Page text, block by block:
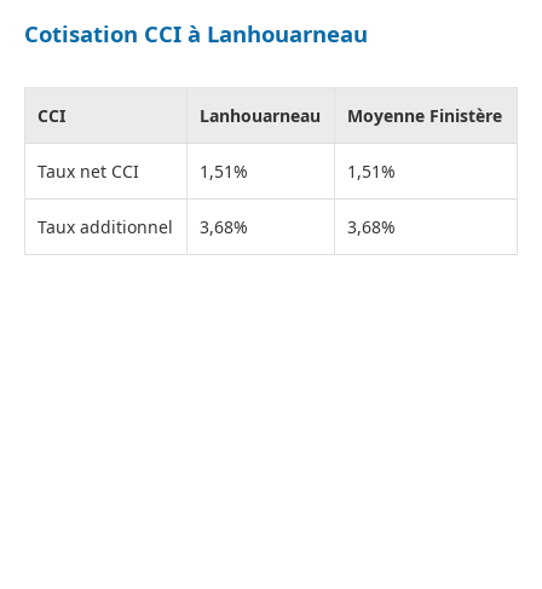
Cotisation CCI à Lanhouarneau
CCI Lanhouarneau Moyenne Finistère
Taux net CCI 1,51% 1,51%
Taux additionnel 3,68% 3,68%